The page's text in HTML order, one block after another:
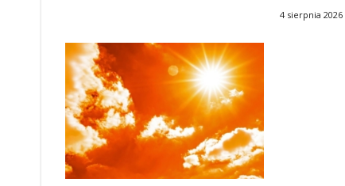
4 sierpnia 2026